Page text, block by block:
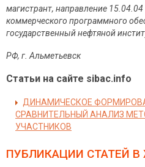
магистрант, направление
коммерческого программного
государственный нефтяной
РФ, г. Альметьевск
Статьи на сайте sibac.info
ДИНАМИЧЕСКОЕ
СРАВНИТЕЛЬНЫЙ АНАЛИЗ
УЧАСТНИКОВ
ПУБЛИКАЦИИ СТАТЕЙ В